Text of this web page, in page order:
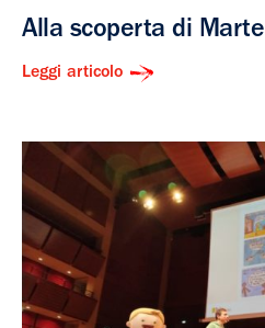
Alla scoperta di Marte
Leggi articolo